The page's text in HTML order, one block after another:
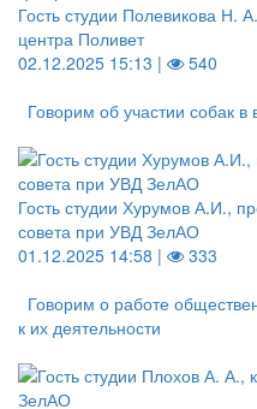
Гость студии Полевикова Н.
центра Поливет
02.12.2025 15:13 |
540
Говорим об участии собак
Гость студии Хурумов А.И.,
совета при УВД ЗелАО
01.12.2025 14:58 |
333
Говорим о работе
к их деятельности